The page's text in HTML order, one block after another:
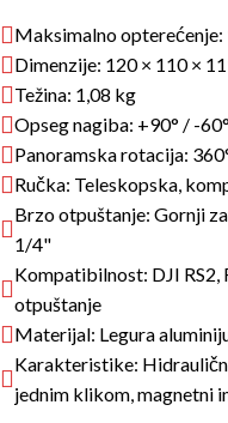
Maksimalno opterećenje:
Dimenzije: 120 × 110 ×
Težina: 1,08 kg
Opseg nagiba: +90° / -60°
Panoramska rotacija:
Ručka: Teleskopska,
Brzo otpuštanje: Gornji
1/4"
Kompatibilnost: DJI RS2,
otpuštanje
Materijal: Legura
Karakteristike:
jednim klikom, magnetni